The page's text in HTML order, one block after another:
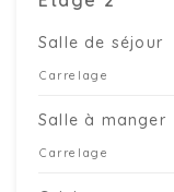
Salle de séjour
Carrelage
Salle à manger
Carrelage